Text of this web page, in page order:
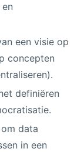
een visie op
concepten
definiëren
data
in een